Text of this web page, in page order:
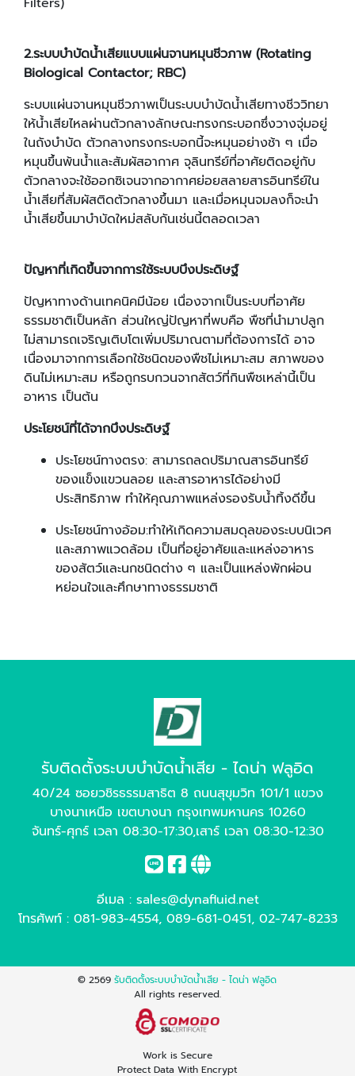
2.ระบบบำบัดน้ำเสียแบบแผ่นจานหมุนชีวภาพ (Rotating
Biological Contactor; RBC)
ระบบแผ่นจานหมุนชีวภาพเป็นระบบบำบัดน้ำเสียทางชีววิทยา
ให้น้ำเสียไหลผ่านตัวกลางลักษณะทรงกระบอกซึ่งวางจุ่มอยู่
ในถังบำบัด ตัวกลางทรงกระบอกนี้จะหมุนอย่างช้า ๆ เมื่อ
หมุนขึ้นพ้นน้ำและสัมผัสอากาศ จุลินทรีย์ที่อาศัยติดอยู่กับ
ตัวกลางจะใช้ออกซิเจนจากอากาศย่อยสลายสารอินทรีย์ใน
น้ำเสียที่สัมผัสติดตัวกลางขึ้นมา และเมื่อหมุนจมลงก็จะนำ
น้ำเสียขึ้นมาบำบัดใหม่สลับกันเช่นนี้ตลอดเวลา
ปัญหาที่เกิดขึ้นจากการใช้ระบบบึงประดิษฐ์
ปัญหาทางด้านเทคนิคมีน้อย เนื่องจากเป็นระบบที่อาศัย
ธรรมชาติเป็นหลัก ส่วนใหญ่ปัญหาที่พบคือ พืชที่นำมาปลูก
ไม่สามารถเจริญเติบโตเพิ่มปริมาณตามที่ต้องการได้ อาจ
เนื่องมาจากการเลือกใช้ชนิดของพืชไม่เหมาะสม สภาพของ
ดินไม่เหมาะสม หรือถูกรบกวนจากสัตว์ที่กินพืชเหล่านี้เป็น
อาหาร เป็นต้น
ประโยชน์ที่ได้จากบึงประดิษฐ์
ประโยชน์ทางตรง: สามารถลดปริมาณสารอินทรีย์
ของแข็งแขวนลอย และสารอาหารได้อย่างมี
ประสิทธิภาพ ทำให้คุณภาพแหล่งรองรับน้ำทิ้งดีขึ้น
ประโยชน์ทางอ้อม:ทำให้เกิดความสมดุลของระบบนิเวศ
และสภาพแวดล้อม เป็นที่อยู่อาศัยและแหล่งอาหาร
ของสัตว์และนกชนิดต่าง ๆ และเป็นแหล่งพักผ่อน
หย่อนใจและศึกษาทางธรรมชาติ
รับติดตั้งระบบบำบัดน้ำเสีย - ไดน่า ฟลูอิด
40/24 ซอยวชิรธรรมสาธิต 8 ถนนสุขุมวิท 101/1 แขวง
บางนาเหนือ เขตบางนา กรุงเทพมหานคร 10260
จันทร์-ศุกร์ เวลา 08:30-17:30,เสาร์ เวลา 08:30-12:30
อีเมล : sales@dynafluid.net
โทรศัพท์ : 081-983-4554, 089-681-0451, 02-747-8233
© 2569รับติดตั้งระบบบำบัดน้ำเสีย - ไดน่า ฟลูอิด
All rights reserved.
Work is Secure
Protect Data With Encrypt